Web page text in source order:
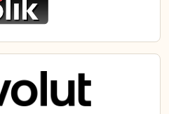
szybkich zakupów
AGD dla zwierząt
podajniki karmy),
oraz artykuły